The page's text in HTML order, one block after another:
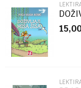
Poruka